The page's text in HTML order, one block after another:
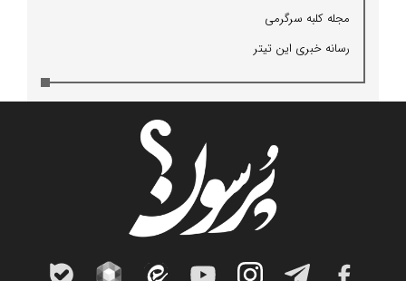
مجله كلبه سرگرمی
رسانه خبری این تیتر